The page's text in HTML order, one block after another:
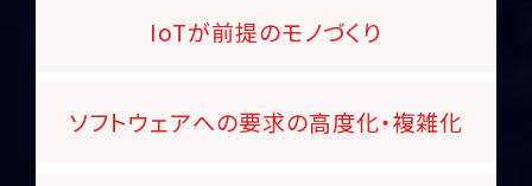
IoTが前提のモノづくり
ソフトウェアへの要求の高度化・複雑化